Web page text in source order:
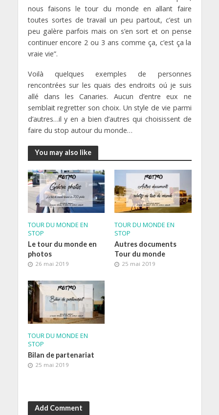
nous faisons le tour du monde en allant faire
toutes sortes de travail un peu partout, c’est un
peu galère parfois mais on s’en sort et on pense
continuer encore 2 ou 3 ans comme ça, c’est ça la
vraie vie”.
Voilà quelques exemples de personnes
rencontrées sur les quais des endroits oú je suis
allé dans les Canaries. Aucun d’entre eux ne
semblait regretter son choix. Un style de vie parmi
d’autres…il y en a bien d’autres qui choisissent de
faire du stop autour du monde…
You may also like
TOUR DU MONDE EN
STOP
Le tour du monde en
photos
26 mai 2019
TOUR DU MONDE EN
STOP
Autres documents
Tour du monde
25 mai 2019
TOUR DU MONDE EN
STOP
Bilan de partenariat
25 mai 2019
Add Comment